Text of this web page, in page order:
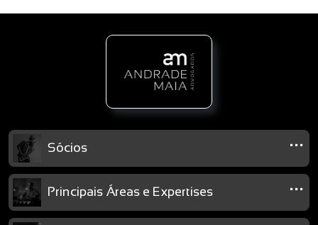
Sócios ...
Principais Áreas e Expertises ...